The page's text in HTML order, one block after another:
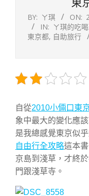
BY: ㄚ琪 ON:
IN: ㄚ琪的吃
東京都, 自助旅行
自從2010小倆口東
象中最大的變化應
是我總感覺東京似
自由行全攻略這本
京島到淺草，才終
門跟淺草寺。